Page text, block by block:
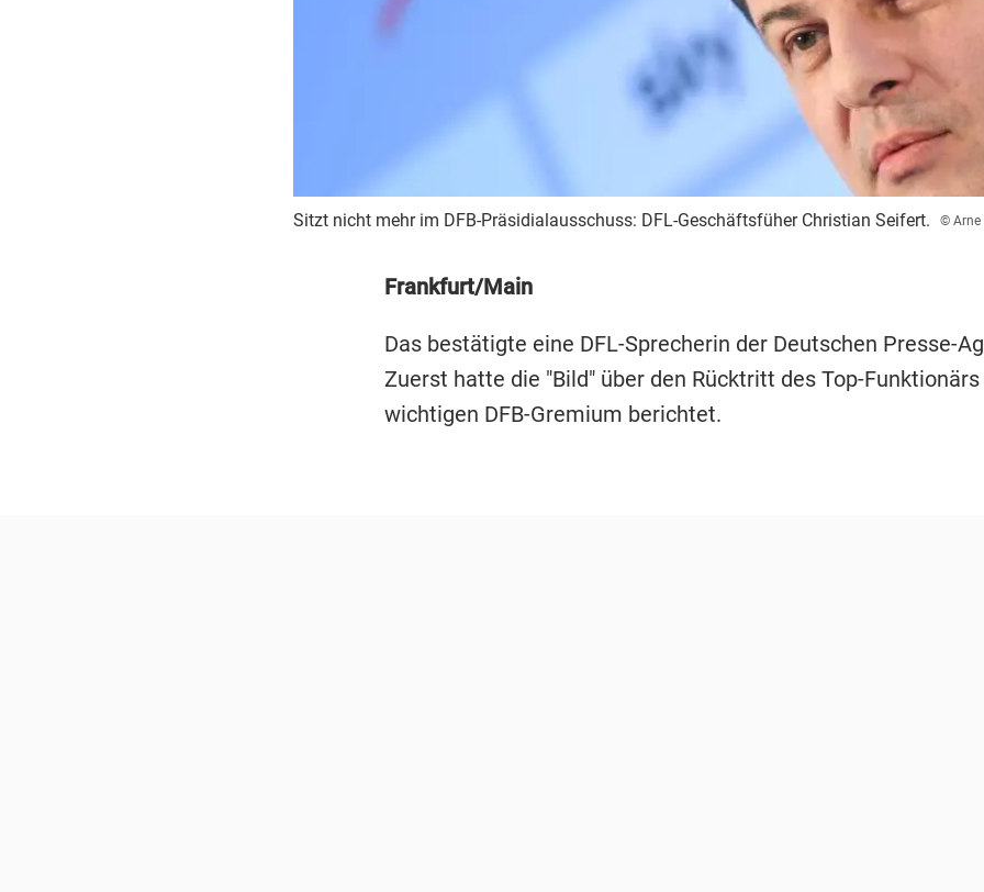
Sitzt nicht mehr im DFB-Präsidialausschuss: DFL-Geschäftsfüher Christian Seifert. © Arne
Frankfurt/Main
Das bestätigte eine DFL-Sprecherin der Deutschen Presse-
Zuerst hatte die "Bild" über den Rücktritt des Top-
wichtigen DFB-Gremium berichtet.